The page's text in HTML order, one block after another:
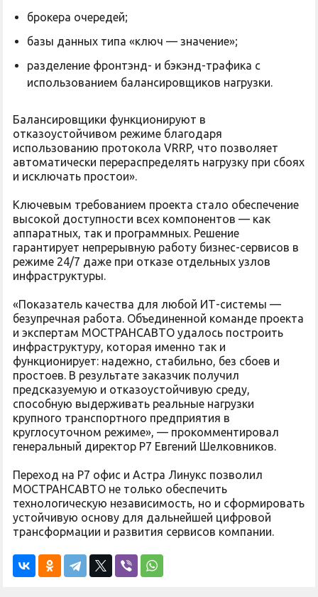
брокера очередей;
базы данных типа «ключ — значение»;
разделение фронтэнд- и бэкэнд-трафика с
использованием балансировщиков нагрузки.
Балансировщики функционируют в
отказоустойчивом режиме благодаря
использованию протокола VRRP, что позволяет
автоматически перераспределять нагрузку при сбоях
и исключать простои».
Ключевым требованием проекта стало обеспечение
высокой доступности всех компонентов — как
аппаратных, так и программных. Решение
гарантирует непрерывную работу бизнес-сервисов в
режиме 24/7 даже при отказе отдельных узлов
инфраструктуры.
«Показатель качества для любой ИТ-системы —
безупречная работа. Объединенной команде проекта
и экспертам МОСТРАНСАВТО удалось построить
инфраструктуру, которая именно так и
функционирует: надежно, стабильно, без сбоев и
простоев. В результате заказчик получил
предсказуемую и отказоустойчивую среду,
способную выдерживать реальные нагрузки
крупного транспортного предприятия в
круглосуточном режиме», — прокомментировал
генеральный директор Р7 Евгений Шелковников.
Переход на Р7 офис и Астра Линукс позволил
МОСТРАНСАВТО не только обеспечить
технологическую независимость, но и сформировать
устойчивую основу для дальнейшей цифровой
трансформации и развития сервисов компании.